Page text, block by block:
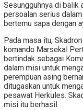
Sesungguhnya di balik
persoalan serius
bertemu sapa dengan
Pada masa itu,
komando Marsekal
bertindak sebagai
dalam misi untuk
perempuan asing
ditugaskan untuk
pesawat Herkules.
misi itu berhasil